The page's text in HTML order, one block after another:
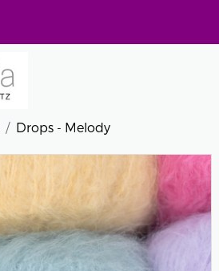
Drops - Melody